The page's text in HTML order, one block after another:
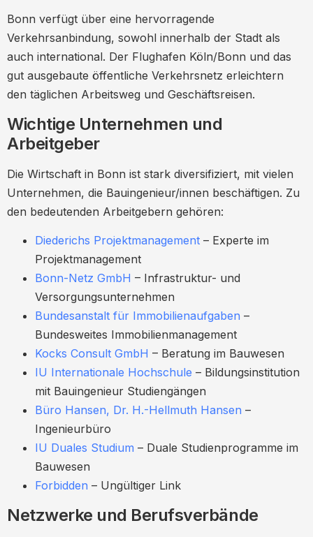
Bonn verfügt über eine hervorragende
Verkehrsanbindung, sowohl innerhalb der Stadt als
auch international. Der Flughafen Köln/Bonn und das
gut ausgebaute öffentliche Verkehrsnetz erleichtern
den täglichen Arbeitsweg und Geschäftsreisen.
Wichtige Unternehmen und
Arbeitgeber
Die Wirtschaft in Bonn ist stark diversifiziert, mit vielen
Unternehmen, die Bauingenieur/innen beschäftigen. Zu
den bedeutenden Arbeitgebern gehören:
Diederichs Projektmanagement – Experte im
Projektmanagement
Bonn-Netz GmbH – Infrastruktur- und
Versorgungsunternehmen
Bundesanstalt für Immobilienaufgaben –
Bundesweites Immobilienmanagement
Kocks Consult GmbH – Beratung im Bauwesen
IU Internationale Hochschule – Bildungsinstitution
mit Bauingenieur Studiengängen
Büro Hansen, Dr. H.-Hellmuth Hansen –
Ingenieurbüro
IU Duales Studium – Duale Studienprogramme im
Bauwesen
Forbidden – Ungültiger Link
Netzwerke und Berufsverbände